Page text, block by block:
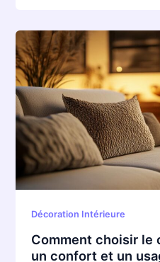
Décoration Intérieure
Comment choisir le
un confort et un
Comment
choisir
le
canapé
idéal
pour
un
confort
et
un
usage